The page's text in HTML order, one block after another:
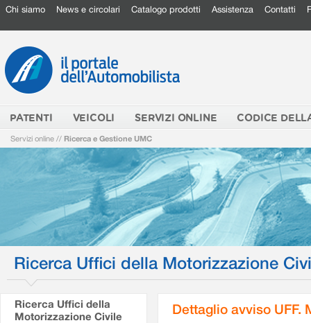
Chi siamo News e circolari Catalogo prodotti Assistenza Contatti
PATENTI VEICOLI SERVIZI ONLINE CODICE
Servizi online // Ricerca e Gestione UMC
Ricerca Uffici della Motorizzazione
Ricerca Uffici della
Motorizzazione Civile
Dettaglio avviso UFF.